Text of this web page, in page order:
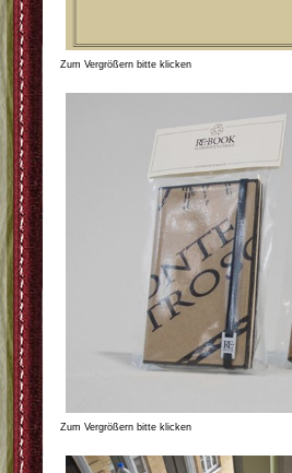
Zum Vergrößern bitte klicken
Zum Vergrößern bitte klicken